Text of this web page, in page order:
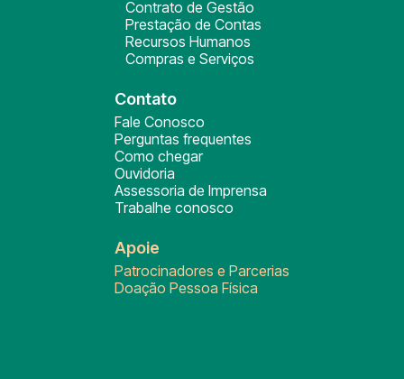
Contrato de Gestão
Prestação de Contas
Recursos Humanos
Compras e Serviços
Contato
Fale Conosco
Perguntas frequentes
Como chegar
Ouvidoria
Assessoria de Imprensa
Trabalhe conosco
Apoie
Patrocinadores e Parcerias
Doação Pessoa Física